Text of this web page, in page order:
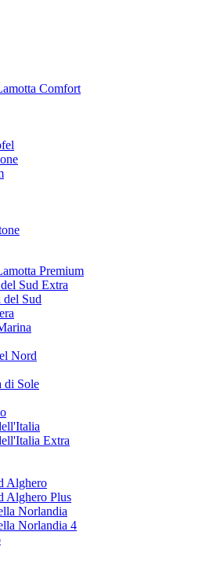
Comfort
Premium
Sud Extra
del Sud
Nord
di Sole
Extra
Alghero
Alghero Plus
Norlandia
Norlandia 4